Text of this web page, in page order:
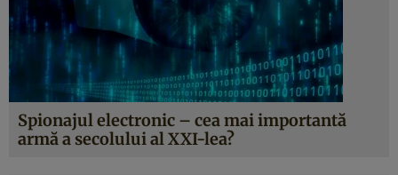
Spionajul electronic – cea mai importantă
armă a secolului al XXI-lea?